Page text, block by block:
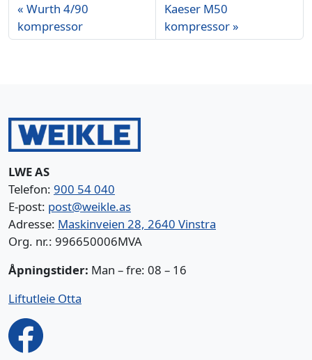
Wurth 4/90
kompressor
Kaeser M50
kompressor
LWE AS
Telefon: 900 54 040
E-post: post@weikle.as
Adresse: Maskinveien 28, 2640 Vinstra
Org. nr.: 996650006MVA
Åpningstider: Man – fre: 08 – 16
Liftutleie Otta